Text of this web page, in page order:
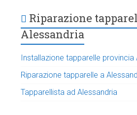
Riparazione
Alessandria
Installazione tapparelle provincia
Riparazione tapparelle a
Tapparellista ad Alessandria